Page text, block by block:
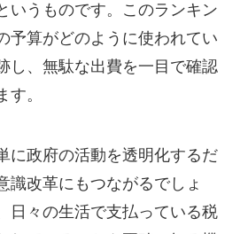
いうものです。このランキン
予算がどのように使われてい
し、無駄な出費を一目で確認
す。
に政府の活動を透明化するだ
識改革にもつながるでしょ
日々の生活で支払っている税